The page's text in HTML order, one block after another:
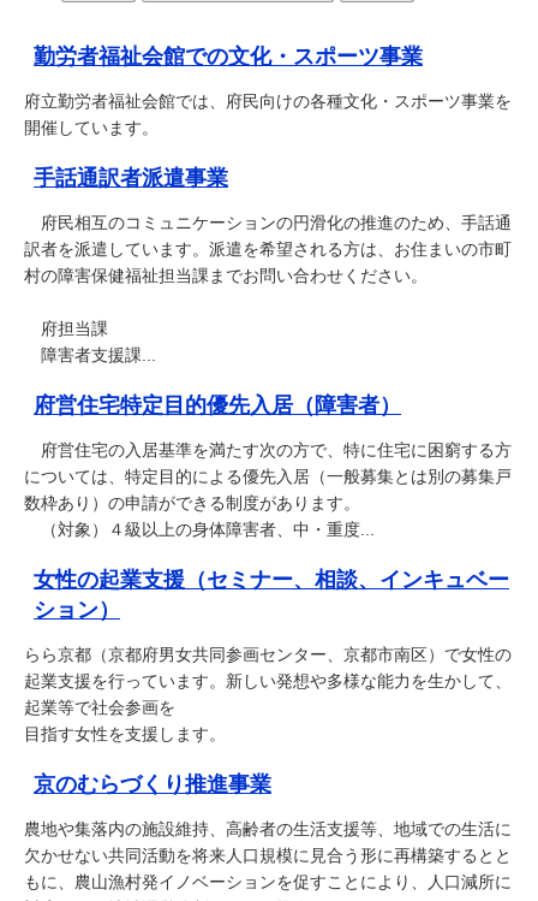
勤労者福祉会館での文化・スポーツ事業
府立勤労者福祉会館では、府民向けの各種文化・スポーツ事業を
開催しています。
手話通訳者派遣事業
府民相互のコミュニケーションの円滑化の推進のため、手話通
訳者を派遣しています。派遣を希望される方は、お住まいの市町
村の障害保健福祉担当課までお問い合わせください。
府担当課
障害者支援課...
府営住宅特定目的優先入居（障害者）
府営住宅の入居基準を満たす次の方で、特に住宅に困窮する方
については、特定目的による優先入居（一般募集とは別の募集戸
数枠あり）の申請ができる制度があります。
（対象）４級以上の身体障害者、中・重度...
女性の起業支援（セミナー、相談、インキュベー
ション）
らら京都（京都府男女共同参画センター、京都市南区）で女性の
起業支援を行っています。新しい発想や多様な能力を生かして、
起業等で社会参画を
目指す女性を支援します。
京のむらづくり推進事業
農地や集落内の施設維持、高齢者の生活支援等、地域での生活に
欠かせない共同活動を将来人口規模に見合う形に再構築するとと
もに、農山漁村発イノベーションを促すことにより、人口減所に